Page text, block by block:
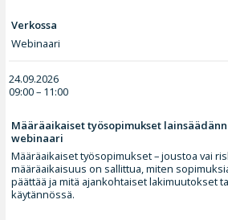
Verkossa
Webinaari
24.09.2026
09:00 – 11:00
Määräaikaiset työsopimukset
webinaari
Määräaikaiset työsopimukset – joustoa vai
määräaikaisuus on sallittua, miten
päättää ja mitä ajankohtaiset lakimuutokset
käytännössä.